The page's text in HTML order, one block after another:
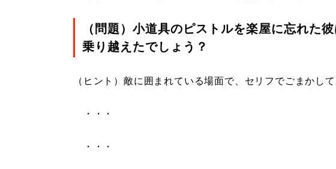
（問題）小道具のピストルを楽屋に忘れた
乗り越えたでしょう？
（ヒント）敵に囲まれている場面で、セリフでごまかし
・・・
・・・